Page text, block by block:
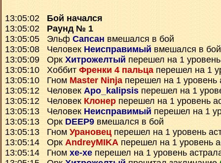
13:05:02 Бой начался
13:05:02 Раунд № 1
13:05:05 Эльф Сапсан вмешался в бой
13:05:08 Человек Неисправимый вмешался в бой
13:05:09 Орк Хитрожелтый перешел на 1
13:05:10 Хоббит Френки 4 пальцаперешел на 1
13:05:10 Гном Master Ninjaперешел на 1 уровень
13:05:12 Человек Apo_kalipsis перешел на 1
13:05:12 Человек Клонер перешел на 1 уровень
13:05:13 Человек Неисправимый перешел на 1
13:05:13 Орк DEEP9 вмешался в бой
13:05:13 Гном Урановец перешел на 1 уровень
13:05:14 Орк AndreyMIKA перешел на 1 уровень
13:05:14 Гном xe-xe перешел на 1 уровень